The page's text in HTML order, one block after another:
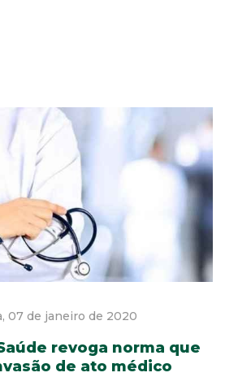
07 de janeiro de 2020
revoga norma que
de ato médico